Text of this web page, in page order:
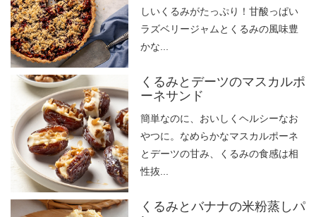
しいくるみがたっぷり！甘酸っぱい
ラズベリージャムとくるみの風味豊
かな...
くるみとデーツのマスカルポ
ーネサンド
簡単なのに、おいしくヘルシーなお
やつに。なめらかなマスカルポーネ
とデーツの甘み、くるみの食感は相
性抜...
くるみとバナナの米粉蒸しパ